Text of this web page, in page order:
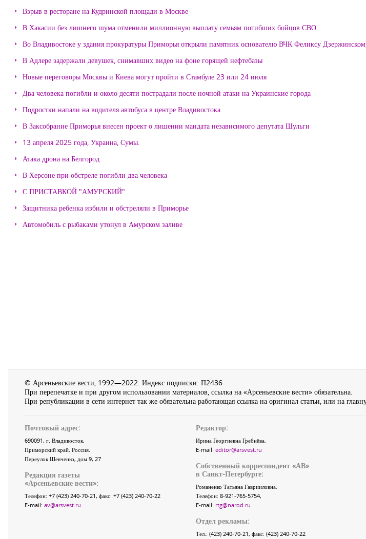
Взрыв в ресторане на Кудринской площади в Москве
В Хакасии без лишнего шума отменили миллионную выплату семьям погибших бойцов СВО
Во Владивостоке у здания прокуратуры Приморья открыли памятник основателю ВЧК Феликсу
В Адлере задержали девушек, снимавших видео на фоне горящей нефтебазы
Новые переговоры Москвы и Киева могут пройти в Стамбуле 23 или 24 июля
Два человека погибли и около десяти пострадали после ночной атаки на Украинские города
Подростки напали на водителя автобуса в центре Владивостока
В Заксобрание Приморья внесен проект о лишении мандата независимого депутата Шульги
13 апреля 2025 года, Украина, Сумы.
Атака дрона на Белгород
В Херсоне при обстреле погибли два человека
С ПРИСТАВКОЙ "АМУРСКИЙ"
Защитника ребенка избили и обстреляли в Приморье
Автомобиль с рыбаками утонул в Амурском заливе
© Арсеньевские вести, 1992—2022. Индекс подписки: П2436
При перепечатке и при другом использовании материалов, ссылка на «Арсеньевские вести» обязательна.
При републикации в сети интернет так же обязательна работающая ссылка на оригинал статьи, или на
Почтовый адрес:
690091, г. Владивосток,
Приморский край, Россия.
Переулок Шевченко, дом 9, 27
Редакция газеты
«Арсеньевские вести»:
Телефон: +7 (423) 240-70-21, факс: +7 (423) 240-70-22
E-mail: av@arsvest.ru
Редактор:
Ирина Георгиевна Гребнёва,
E-mail: editor@arsvest.ru
Собственный корреспондент «АВ»
в Санкт-Петербурге:
Романенко Татьяна Гаврииловна,
Телефон: 8-921-765-5754,
E-mail: rtg@narod.ru
Отдел рекламы:
Тел.: (423) 240-70-21, факс: (423) 240-70-22